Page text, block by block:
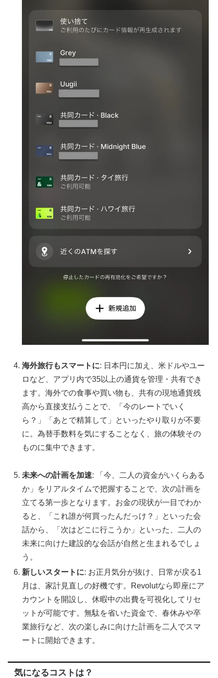
海外旅行もスマートに: 日本円に加え、米ドルやユー
ロなど、アプリ内で35以上の通貨を管理・共有でき
ます。海外での食事や買い物も、共有の現地通貨残
高から直接支払うことで、「今のレートでいく
ら？」「あとで精算して」といったやり取りが不要
に。為替手数料を気にすることなく、旅の体験その
ものに集中できます。
未来への計画を加速: 「今、二人の資金がいくらある
か」をリアルタイムで把握することで、次の計画を
立てる第一歩となります。お金の現状が一目でわか
ると、「これ誰が何買ったんだっけ？」といった会
話から、「次はどこに行こうか」といった、二人の
未来に向けた建設的な会話が自然と生まれるでしょ
う。
新しいスタートに: お正月気分が抜け、日常が戻る1
月は、家計見直しの好機です。Revolutなら即座にア
カウントを開設し、休暇中の出費を可視化してリセ
ットが可能です。無駄を省いた資金で、春休みや卒
業旅行など、次の楽しみに向けた計画を二人でスマ
ートに開始できます。
気になるコストは？